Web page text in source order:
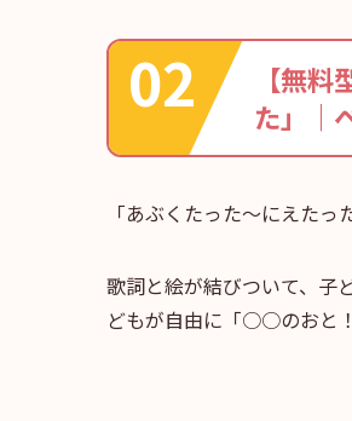
【無
た」｜
「あぶくたった～にえた
歌詞と絵が結びついて、子
どもが自由に「○○のおと